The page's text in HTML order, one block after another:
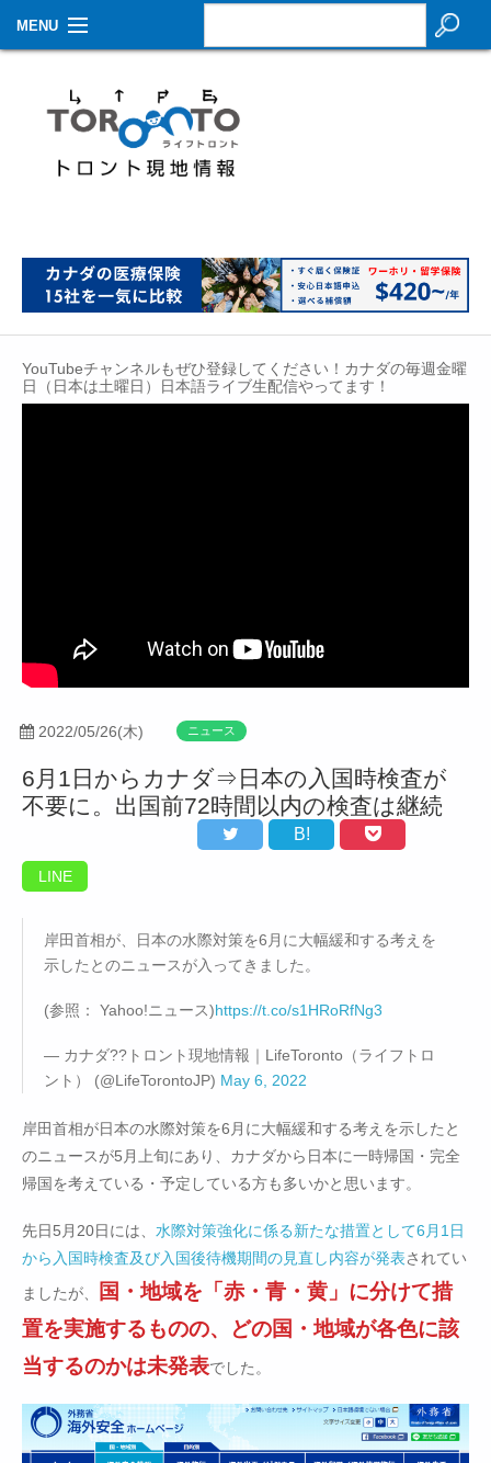
MENU
生活情報
その他
イベントカレンダー
Contact
YouTubeチャンネルもぜひ登録してください！カナダの毎週金曜
日（日本は土曜日）日本語ライブ生配信やってます！
2022/05/26(木) ニュース
6月1日からカナダ⇒日本の入国時検査が
不要に。出国前72時間以内の検査は継続
B!
LINE
岸田首相が、日本の水際対策を6月に大幅緩和する考えを
示したとのニュースが入ってきました。
(参照： Yahoo!ニュース)https://t.co/s1HRoRfNg3
— カナダ??トロント現地情報｜LifeToronto（ライフトロ
ント） (@LifeTorontoJP) May 6, 2022
岸田首相が日本の水際対策を6月に大幅緩和する考えを示したと
のニュースが5月上旬にあり、カナダから日本に一時帰国・完全
帰国を考えている・予定している方も多いかと思います。
先日5月20日には、 水際対策強化に係る新たな措置として6月1日
から入国時検査及び入国後待機期間の見直し内容が発表されてい
ましたが、
国・地域を「赤・青・黄」に分けて措
置を実施するものの、どの国・地域が各色に該
当するのかは未発表でした。